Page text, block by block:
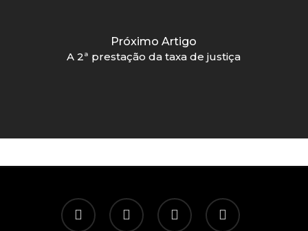
Próximo Artigo
A 2ª prestação da taxa de justiça
twitter facebook linkedin email